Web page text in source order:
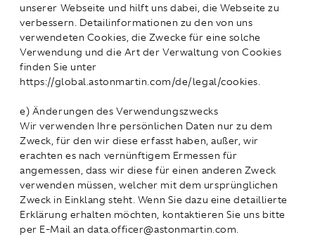
unserer Webseite und hilft uns dabei, die Webseite zu
verbessern. Detailinformationen zu den von uns
verwendeten Cookies, die Zwecke für eine solche
Verwendung und die Art der Verwaltung von Cookies
finden Sie unter
https://global.astonmartin.com/de/legal/cookies.
e) Änderungen des Verwendungszwecks
Wir verwenden Ihre persönlichen Daten nur zu dem
Zweck, für den wir diese erfasst haben, außer, wir
erachten es nach vernünftigem Ermessen für
angemessen, dass wir diese für einen anderen Zweck
verwenden müssen, welcher mit dem ursprünglichen
Zweck in Einklang steht. Wenn Sie dazu eine detaillierte
Erklärung erhalten möchten, kontaktieren Sie uns bitte
per E-Mail an data.officer@astonmartin.com.